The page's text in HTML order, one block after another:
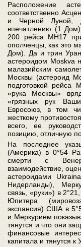
Расположение
соответственно
и Черной Луной,
впечатлению (1
200 рейса МН17
ополченцы, как это
Дом). Да и трин
астероидом Moskva
малазийским
Москвы (астероид
подготовкой рейса
«рука Москвы»
«грязных рук
Евросоюз, в том
жесткому
всего, ее
позицию, отличную
На последнее
(Америка) в 0°54
смерти с
взаимодействие,
астероидами
Нидерланды),
связь, «руки») в
Юпитера
экспансия) США в
и Меркурием
тянутся и что они
финансовые
капитала и тянутся к